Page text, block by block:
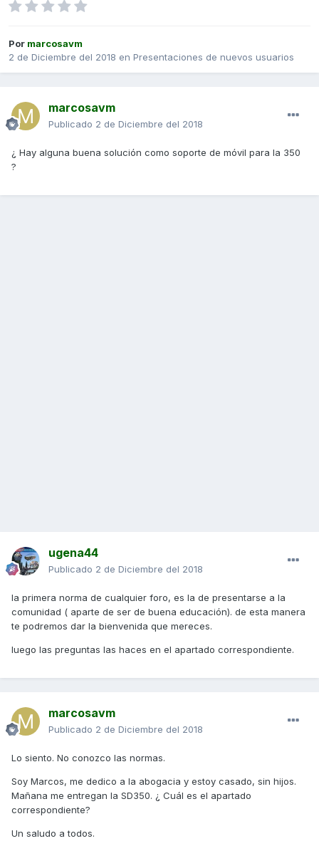
Por marcosavm
2 de Diciembre del 2018 en Presentaciones de nuevos usuarios
marcosavm
Publicado 2 de Diciembre del 2018
¿ Hay alguna buena solución como soporte de móvil para la 350
?
ugena44
Publicado 2 de Diciembre del 2018
la primera norma de cualquier foro, es la de presentarse a la
comunidad ( aparte de ser de buena educación). de esta manera
te podremos dar la bienvenida que mereces.
luego las preguntas las haces en el apartado correspondiente.
marcosavm
Publicado 2 de Diciembre del 2018
Lo siento. No conozco las normas.
Soy Marcos, me dedico a la abogacia y estoy casado, sin hijos.
Mañana me entregan la SD350. ¿ Cuál es el apartado
correspondiente?
Un saludo a todos.